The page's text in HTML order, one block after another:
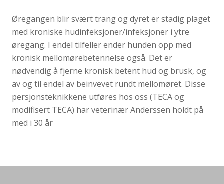
Øregangen blir svært trang og dyret er stadig plaget
med kroniske hudinfeksjoner/infeksjoner i ytre
øregang. I endel tilfeller ender hunden opp med
kronisk mellomørebetennelse også. Det er
nødvendig å fjerne kronisk betent hud og brusk, og
av og til endel av beinvevet rundt mellomøret. Disse
persjonsteknikkene utføres hos oss (TECA og
modifisert TECA) har veterinær Anderssen holdt på
med i 30 år